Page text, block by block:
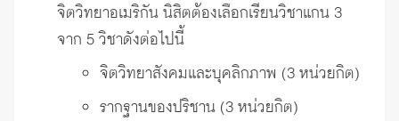
จิตวิทยาอเมริกัน นิสิตต้องเลือกเรียนวิชาแกน 3
จาก 5 วิชาดังต่อไปนี้
จิตวิทยาสังคมและบุคลิกภาพ (3 หน่วยกิต)
รากฐานของปริชาน (3 หน่วยกิต)